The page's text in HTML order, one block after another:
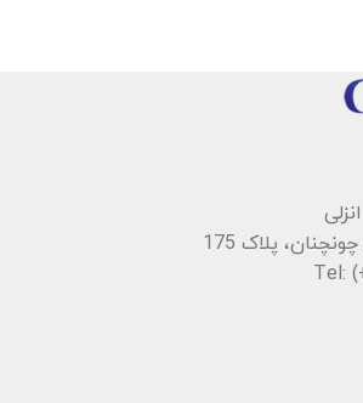
پلاک 175
Tel: